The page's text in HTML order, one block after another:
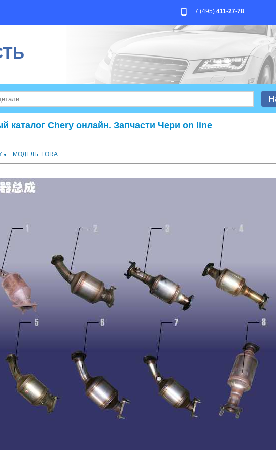
+7 (495) 411-27-78
каталог Chery онлайн. Запчасти Чери on line
МОДЕЛЬ: FORA